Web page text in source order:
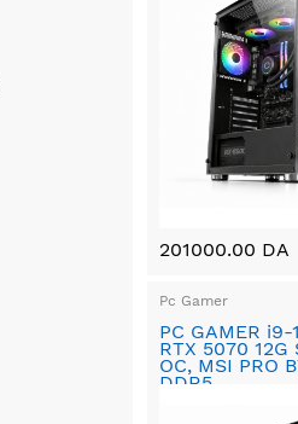
201000.00 DA
Pc Gamer
PC GAMER i9-
RTX 5070 12G
OC, MSI PRO
DDR5